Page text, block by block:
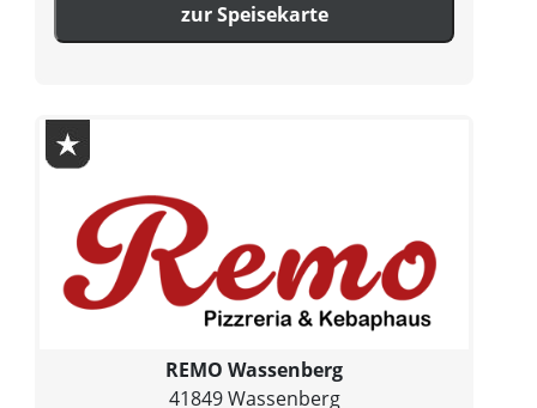
zur Speisekarte
REMO Wassenberg
41849 Wassenberg